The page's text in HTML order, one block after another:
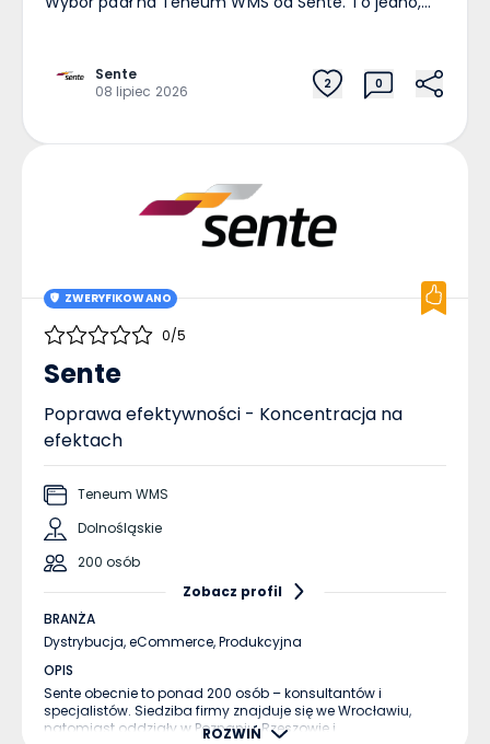
Sente
08 lipiec 2026
2 0
ZWERYFIKOWANO
0/5
Sente
Poprawa efektywności - Koncentracja na
efektach
Teneum WMS
Dolnośląskie
200 osób
Zobacz profil
BRANŻA
Dystrybucja,eCommerce,Produkcyjna
OPIS
Sente obecnie to ponad 200 osób – konsultantów i
specjalistów. Siedziba firmy znajduje się we Wrocławiu,
natomiast oddziały w Poznaniu, Rzeszowie i
ROZWIŃ